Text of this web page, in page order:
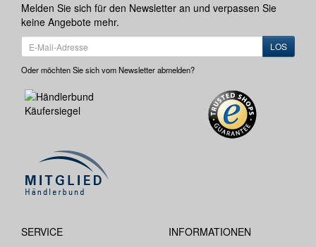
Melden Sie sich für den Newsletter an und verpassen Sie
keine Angebote mehr.
LOS
Oder möchten Sie sich vom Newsletter abmelden?
SERVICE
INFORMATIONEN